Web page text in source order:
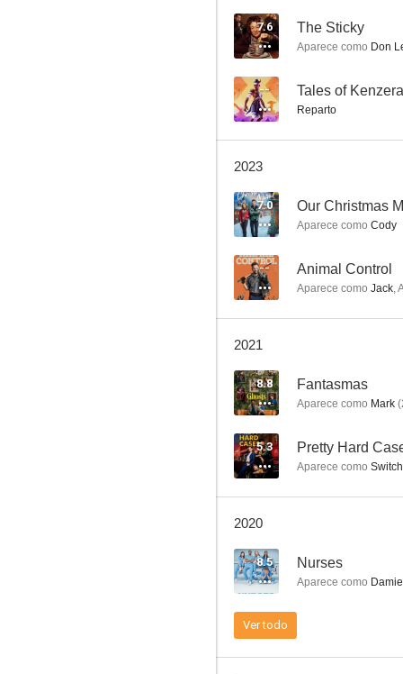
8.0
Real Detective
6.6
5.7
21 Thunder
5.1
7.6 The Sticky
Aparece como Don
-- Tales of
Reparto
2023
7.0 Our Christmas
Aparece como Cody
-- Animal Control
Aparece como Jack,
2021
8.8 Fantasmas
Aparece como Mark (
5.3 Pretty Hard
Aparece como Switch
2020
8.5 Nurses
Aparece como
Ver todo